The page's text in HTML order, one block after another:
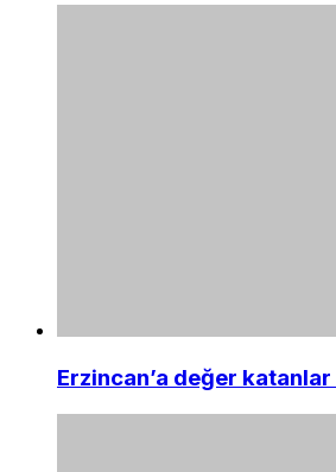
Erzincan’a değer katanlar